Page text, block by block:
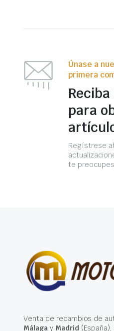
Únase a
primera
para
Regístrese
te
Venta de recambios de
Málagay Madrid